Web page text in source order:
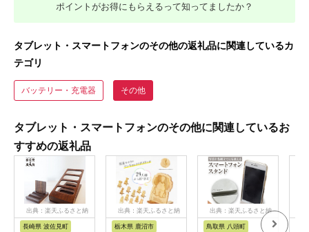
ポイントがお得にもらえるって知ってましたか？
タブレット・スマートフォンのその他の返礼品に関連しているカ
テゴリ
バッテリー・充電器 その他
タブレット・スマートフォンのその他に関連しているお
すすめの返礼品
出典：楽天ふるさと納
長崎県 波佐見町
出典：楽天ふるさと納
栃木県 鹿沼市
出典：楽天ふるさと納
鳥取県 八頭町